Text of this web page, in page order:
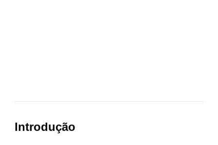
Introdução